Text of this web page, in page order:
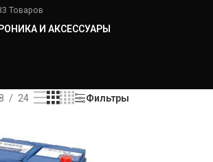
Товаров
И АКСЕССУАРЫ
24 Фильтры